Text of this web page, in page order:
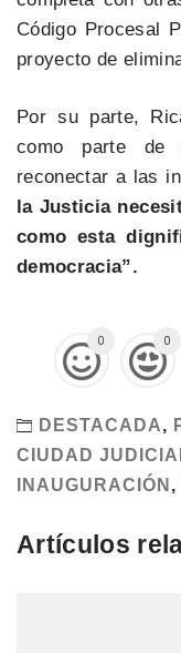
Código Procesal
proyecto de
Por su parte,
como parte de
reconectar a las
la Justicia
como esta
democracia”.
0 0
DESTACADA,
CIUDAD
INAUGURACIÓN ,
Artículos